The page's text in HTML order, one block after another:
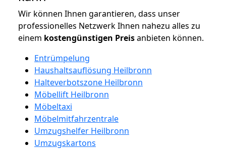
Wir können Ihnen garantieren, dass unser
professionelles Netzwerk Ihnen nahezu alles zu
einem kostengünstigen Preisanbieten können.
Entrümpelung
Haushaltsauflösung Heilbronn
Halteverbotszone Heilbronn
Möbellift Heilbronn
Möbeltaxi
Möbelmitfahrzentrale
Umzugshelfer Heilbronn
Umzugskartons